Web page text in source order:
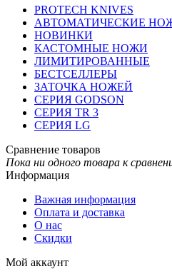
PROTECH KNIVES
АВТОМАТИЧЕСКИЕ
НОВИНКИ
КАСТОМНЫЕ НОЖИ
ЛИМИТИРОВАННЫЕ
БЕСТСЕЛЛЕРЫ
ЗАТОЧКА НОЖЕЙ
СЕРИЯ GODSON
СЕРИЯ TR 3
СЕРИЯ LG
Сравнение товаров
Пока ни одного товара к
Информация
Важная информация
Оплата и доставка
О нас
Скидки
Мой аккаунт